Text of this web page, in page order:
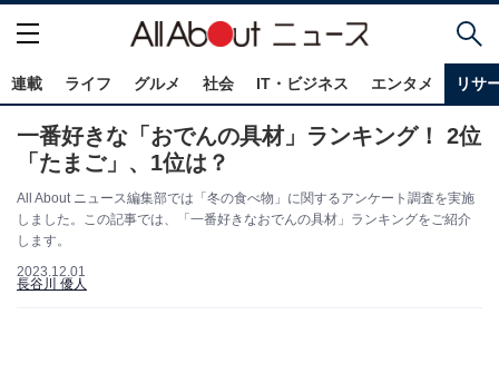
連載 ライフ グルメ 社会 IT・ビジネス エンタメ リサ
一番好きな「おでんの具材」ランキング！ 2位
「たまご」、1位は？
All About ニュース編集部では「冬の食べ物」に関するアンケート調査を実施
しました。この記事では、「一番好きなおでんの具材」ランキングをご紹介
します。
2023.12.01
長谷川 優人